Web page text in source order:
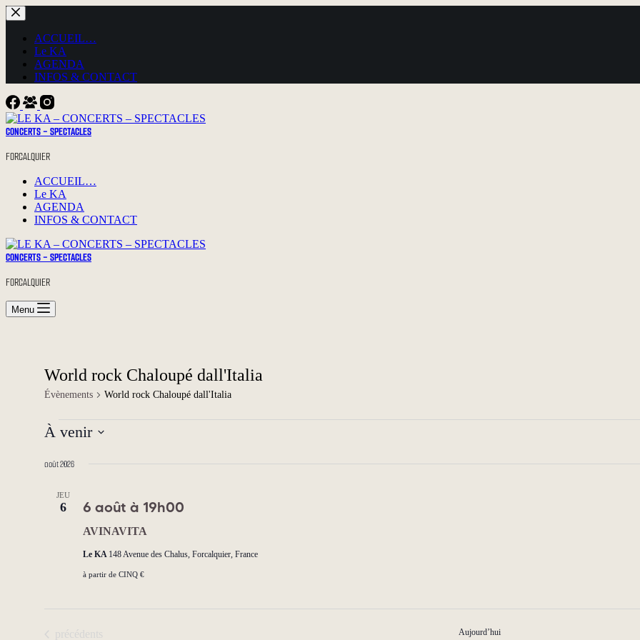
Passer
au
contenuACCUEIL…
Le KA
AGENDA
INFOS & CONTACT
CONCERTS - SPECTACLES
FORCALQUIER
ACCUEIL…
Le KA
AGENDA
INFOS & CONTACT
CONCERTS - SPECTACLES
FORCALQUIER
Menu
World rock Chaloupé dall'Italia
Évènements World rock Chaloupé dall'Italia
Évènements
À venir
une
août 2026
JEU
6
AVINAVITA
6 août à 19h00
Le KA 148 Avenue des Chalus, Forcalquier, France
à partir de CINQ €
Aujourd’hui